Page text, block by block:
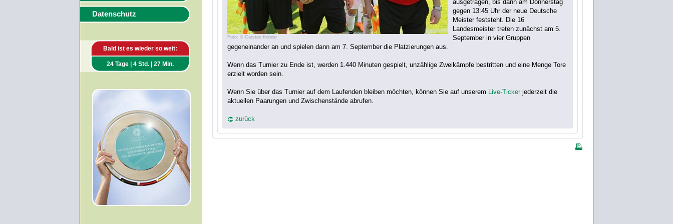
Datenschutz
Bald ist es wieder so weit:
24 Tage | 4 Std. | 27 Min.
Foto: © Carsten Kobow
ausgetragen, bis dann am Donnerstag
gegen 13:45 Uhr der neue Deutsche
Meister feststeht. Die 16
Landesmeister treten zunächst am 5.
September in vier Gruppen
gegeneinander an und spielen dann am 7. September die Platzierungen aus.
Wenn das Turnier zu Ende ist, werden 1.440 Minuten gespielt, unzählige Zweikämpfe bestritten und eine Menge Tore
erzielt worden sein.
Wenn Sie über das Turnier auf dem Laufenden bleiben möchten, können Sie auf unserem Live-Tickerjederzeit die
aktuellen Paarungen und Zwischenstände abrufen.
zurück